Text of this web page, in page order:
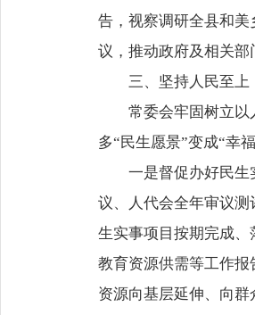
告，视察调研全县和
议，推动政府及相关
三、坚持人民至
常委会牢固树立以
多“民生愿景”变成“幸福
一是督促办好民生
议、人代会全年审议测
生实事项目按期完成
教育资源供需等工作
资源向基层延伸、向群